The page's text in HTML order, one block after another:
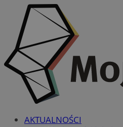
AKTUALNOŚCI